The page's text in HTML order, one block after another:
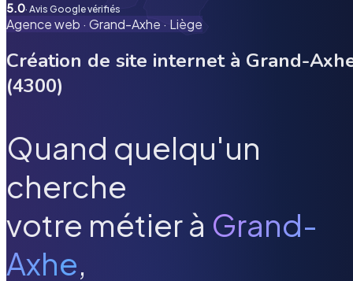
5.0· Avis Google vérifiés
Agence web · Grand-Axhe · Liège
Création de site internet à Grand-
(4300)
Quand quelqu'un
cherche
votre métier à Grand-
Axhe,